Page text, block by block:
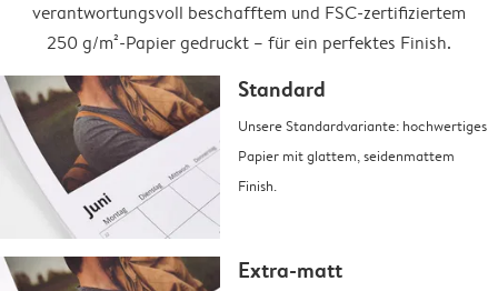
verantwortungsvoll beschafftem und FSC-zertifiziertem
250 g/m²-Papier gedruckt – für ein perfektes Finish.
Standard
Unsere Standardvariante: hochwertiges
Papier mit glattem, seidenmattem
Finish.
Extra-matt